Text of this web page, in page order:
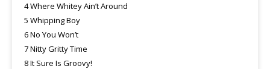
4 Where Whitey Ain’t Around
5 Whipping Boy
6 No You Won’t
7 Nitty Gritty Time
8 It Sure Is Groovy!